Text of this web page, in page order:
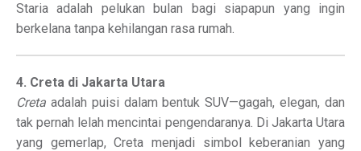
Staria adalah pelukan bulan bagi siapapun yang ingin
berkelana tanpa kehilangan rasa rumah.
4. Creta di Jakarta Utara
Creta adalah puisi dalam bentuk SUV—gagah, elegan, dan
tak pernah lelah mencintai pengendaranya. Di Jakarta Utara
yang gemerlap, Creta menjadi simbol keberanian yang